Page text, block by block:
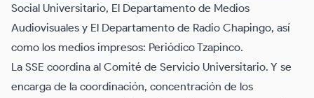
Social Universitario, El Departamento de Medios
Audiovisuales y El Departamento de Radio Chapingo, así
como los medios impresos: Periódico Tzapinco.
La SSE coordina al Comité de Servicio Universitario. Y se
encarga de la coordinación, concentración de los